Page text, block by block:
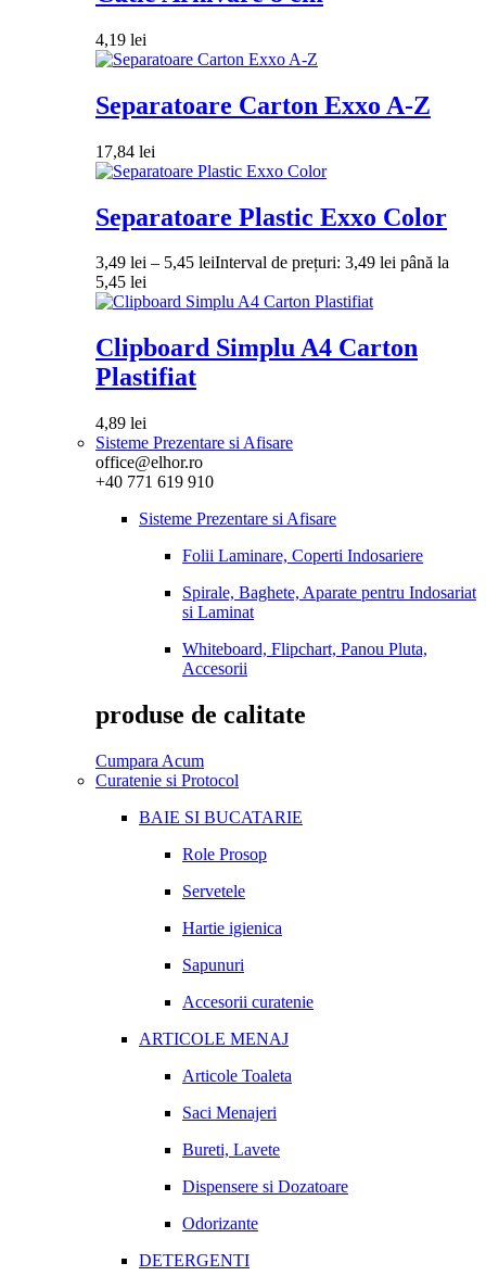
4,19 lei
Separatoare Carton Exxo A-Z
17,84 lei
Separatoare Plastic Exxo Color
3,49 lei – 5,45 leiInterval de prețuri: 3,49 lei până la
5,45 lei
Clipboard Simplu A4 Carton
Plastifiat
4,89 lei
Sisteme Prezentare si Afisare
office@elhor.ro
+40 771 619 910
Sisteme Prezentare si Afisare
Folii Laminare, Coperti Indosariere
Spirale, Baghete, Aparate pentru Indosariat
si Laminat
Whiteboard, Flipchart, Panou Pluta,
Accesorii
produse de calitate
Cumpara Acum
Curatenie si Protocol
BAIE SI BUCATARIE
Role Prosop
Servetele
Hartie igienica
Sapunuri
Accesorii curatenie
ARTICOLE MENAJ
Articole Toaleta
Saci Menajeri
Bureti, Lavete
Dispensere si Dozatoare
Odorizante
DETERGENTI